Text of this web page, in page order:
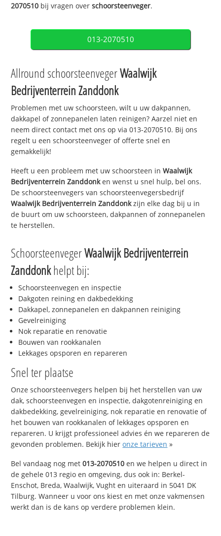
2070510 bij vragen overschoorsteenveger.
013-2070510
Allround schoorsteenvegerWaalwijk
Bedrijventerrein Zanddonk
Problemen met uw schoorsteen, wilt u uw dakpannen,
dakkapel of zonnepanelen laten reinigen? Aarzel niet en
neem direct contact met ons op via 013-2070510. Bij ons
regelt u een schoorsteenveger of offerte snel en
gemakkelijk!
Heeft u een probleem met uw schoorsteen inWaalwijk
Bedrijventerrein Zanddonken wenst u snel hulp, bel ons.
De schoorsteenvegers van schoorsteenvegersbedrijf
Waalwijk Bedrijventerrein Zanddonkzijn elke dag bij u in
de buurt om uw schoorsteen, dakpannen of zonnepanelen
te herstellen.
SchoorsteenvegerWaalwijk Bedrijventerrein
Zanddonkhelpt bij:
Schoorsteenvegen en inspectie
Dakgoten reining en dakbedekking
Dakkapel, zonnepanelen en dakpannen reiniging
Gevelreiniging
Nok reparatie en renovatie
Bouwen van rookkanalen
Lekkages opsporen en repareren
Snel ter plaatse
Onze schoorsteenvegers helpen bij het herstellen van uw
dak, schoorsteenvegen en inspectie, dakgotenreiniging en
dakbedekking, gevelreiniging, nok reparatie en renovatie of
het bouwen van rookkanalen of lekkages opsporen en
repareren. U krijgt professioneel advies én we repareren de
gevonden problemen. Bekijk hieronze tarieven »
Bel vandaag nog met013-2070510 en we helpen u direct in
de gehele 013 regio en omgeving, dus ook in: Berkel-
Enschot, Breda, Waalwijk, Vught en uiteraard in 5041 DK
Tilburg. Wanneer u voor ons kiest en met onze vakmensen
werkt dan is de kans op verdere problemen klein.